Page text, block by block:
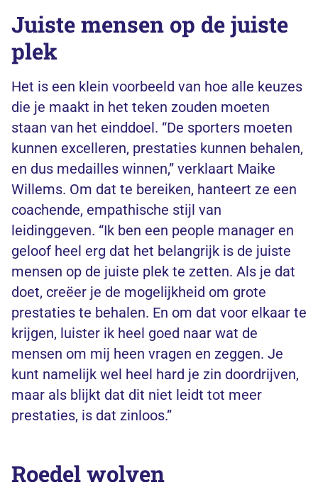
Juiste mensen op de juiste
plek
Het is een klein voorbeeld van hoe alle keuzes
die je maakt in het teken zouden moeten
staan van het einddoel. “De sporters moeten
kunnen excelleren, prestaties kunnen behalen,
en dus medailles winnen,” verklaart Maike
Willems. Om dat te bereiken, hanteert ze een
coachende, empathische stijl van
leidinggeven. “Ik ben een people manager en
geloof heel erg dat het belangrijk is de juiste
mensen op de juiste plek te zetten. Als je dat
doet, creëer je de mogelijkheid om grote
prestaties te behalen. En om dat voor elkaar te
krijgen, luister ik heel goed naar wat de
mensen om mij heen vragen en zeggen. Je
kunt namelijk wel heel hard je zin doordrijven,
maar als blijkt dat dit niet leidt tot meer
prestaties, is dat zinloos.”
Roedel wolven